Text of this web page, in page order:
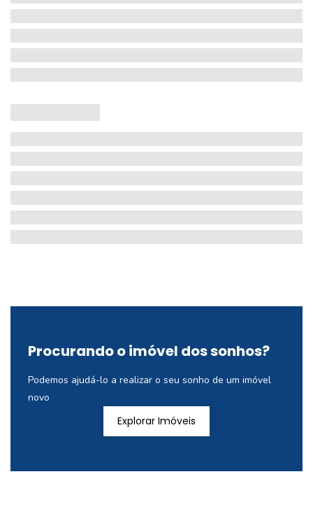
Procurando o imóvel dos sonhos?
Podemos ajudá-lo a realizar o seu sonho de um imóvel
novo
Explorar Imóveis